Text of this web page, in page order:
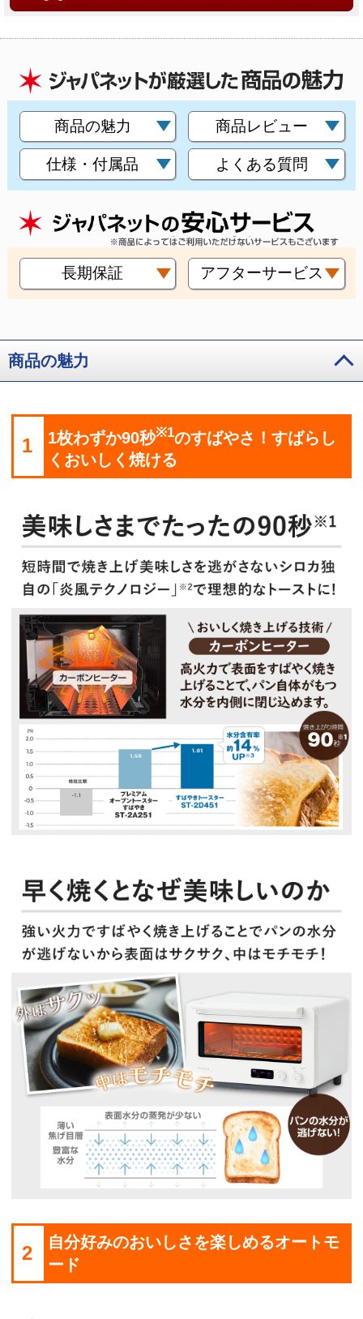
商品の魅力 商品レビュー
仕様・付属品 よくある質問
長期保証 アフターサービス
商品の魅力
1 1枚わずか90秒※1のすばやさ！すばらし
くおいしく焼ける
2
自分好みのおいしさを楽しめるオートモ
ード